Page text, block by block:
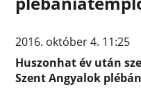
2016. október 4. 11:25
Huszonhat év után
Szent Angyalok